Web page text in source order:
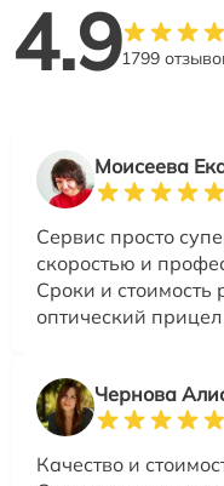
4.91799
Моисеева
Сервис просто
скоростью и
Сроки и
оптический
Чернова
Качество и